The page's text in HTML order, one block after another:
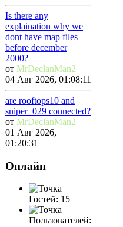
Is there any
explaination why we
dont have map files
before december
2000?
от MrDeclanMan2
04 Авг 2026, 01:08:11
are rooftops10 and
sniper_029 connected?
от MrDeclanMan2
01 Авг 2026,
01:20:31
Онлайн
Гостей: 15
Пользователей: